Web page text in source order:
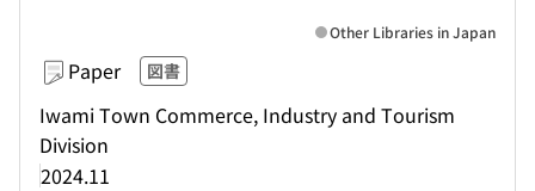
Paper 図書
Iwami Town Commerce, Industry and Tourism
Division
2024.11
Other Libraries in Japan